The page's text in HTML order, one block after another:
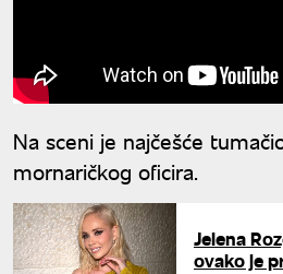
Na sceni je najčešće
mornaričkog oficira.
Jelena
ovako je